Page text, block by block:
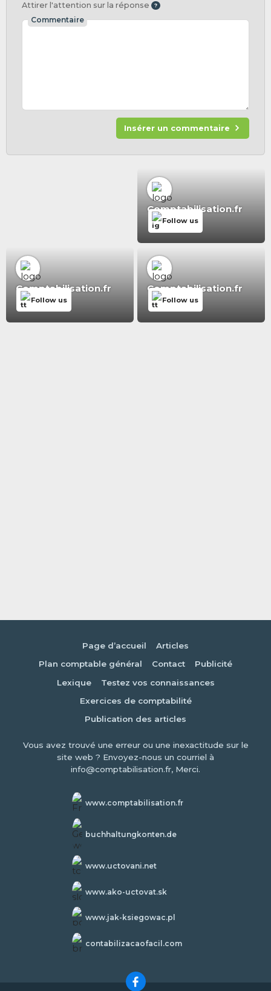
Attirer l'attention sur la réponse
Commentaire
Insérer un commentaire
Comptabilisation.fr
Follow us
Comptabilisation.fr
Follow us
Comptabilisation.fr
Follow us
Page d’accueil
Articles
Plan comptable général
Contact
Publicité
Lexique
Testez vos connaissances
Exercices de comptabilité
Publication des articles
Vous avez trouvé une erreur ou une inexactitude sur le
site web ? Envoyez-nous un courriel à
info@comptabilisation.fr, Merci.
www.comptabilisation.fr
buchhaltungkonten.de
www.uctovani.net
www.ako-uctovat.sk
www.jak-ksiegowac.pl
contabilizacaofacil.com